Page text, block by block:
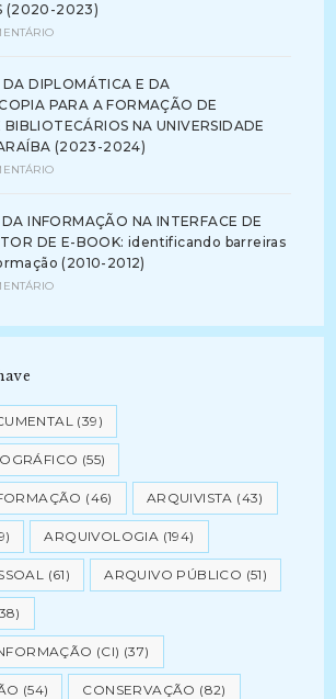
(2020-2023)
DIPLOMÁTICA E DA
PARA A FORMAÇÃO DE
BIBLIOTECÁRIOS NA UNIVERSIDADE
(2023-2024)
INFORMAÇÃO NA INTERFACE DE
DE E-BOOK: identificando barreiras
(2010-2012)
(39)
(55)
(46) ARQUIVISTA (43)
ARQUIVOLOGIA (194)
(61) ARQUIVO PÚBLICO (51)
(CI) (37)
(54) CONSERVAÇÃO (82)